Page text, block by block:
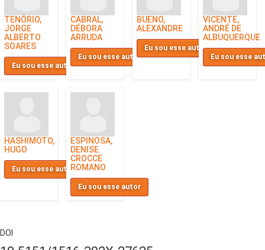
TENÓRIO,
JORGE
ALBERTO
SOARES
Eu sou esse autor
CABRAL,
DÉBORA
ARRUDA
Eu sou esse autor
BUENO,
ALEXANDRE
Eu sou esse autor
VICENTE,
ANDRÉ DE
ALBUQUERQUE
Eu sou esse
HASHIMOTO,
HUGO
Eu sou esse autor
ESPINOSA,
DENISE
CROCCE
ROMANO
Eu sou esse autor
DOI